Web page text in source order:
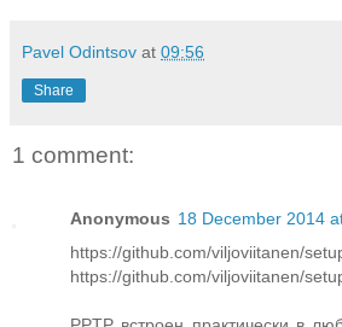
Pavel Odintsov at 09:56
Share
1 comment:
Anonymous 18 December 2014
https://github.com/viljoviitanen/
https://github.com/viljoviitanen/